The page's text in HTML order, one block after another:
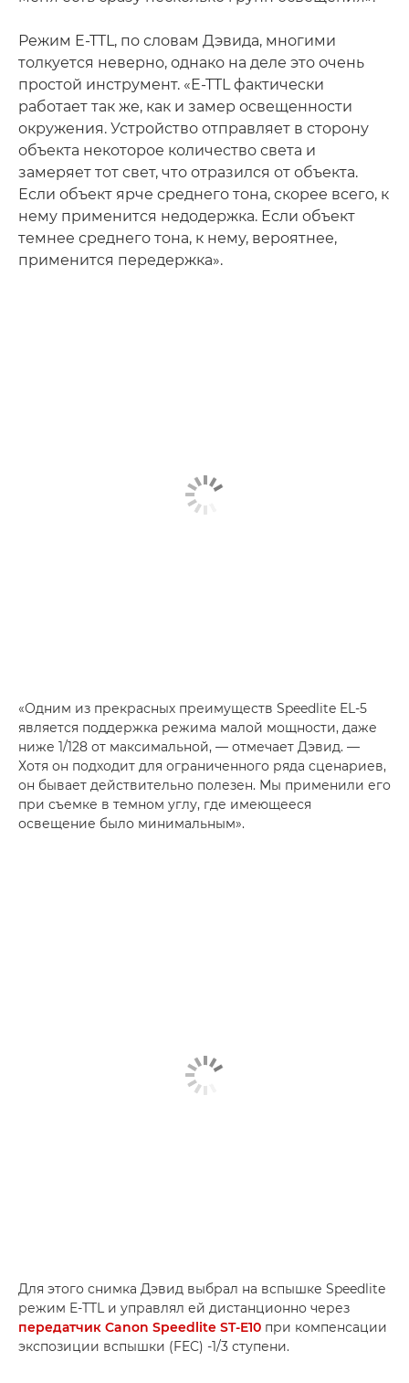
Режим E-TTL, по словам Дэвида, многими
толкуется неверно, однако на деле это очень
простой инструмент. «E-TTL фактически
работает так же, как и замер освещенности
окружения. Устройство отправляет в сторону
объекта некоторое количество света и
замеряет тот свет, что отразился от объекта.
Если объект ярче среднего тона, скорее всего, к
нему применится недодержка. Если объект
темнее среднего тона, к нему, вероятнее,
применится передержка».
«Одним из прекрасных преимуществ Speedlite EL-5
является поддержка режима малой мощности, даже
ниже 1/128 от максимальной, — отмечает Дэвид. —
Хотя он подходит для ограниченного ряда сценариев,
он бывает действительно полезен. Мы применили его
при съемке в темном углу, где имеющееся
освещение было минимальным».
Для этого снимка Дэвид выбрал на вспышке Speedlite
режим E-TTL и управлял ей дистанционно через
передатчик Canon Speedlite ST-E10 при компенсации
экспозиции вспышки (FEC) -1/3 ступени.